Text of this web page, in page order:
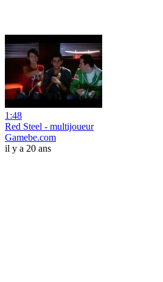
1:48
Red Steel - multijoueur
Gamebe.com
il y a 20 ans